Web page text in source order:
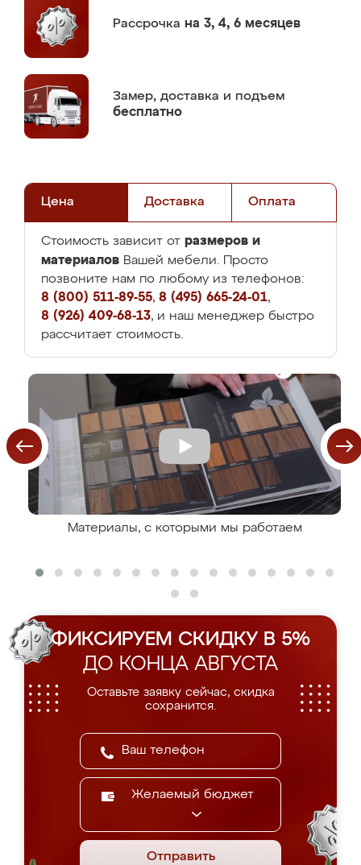
Рассрочка на 3, 4, 6 месяцев
Замер, доставка и подъем
бесплатно
Цена Доставка Оплата
Стоимость зависит от размеров и
материалов Вашей мебели. Просто
позвоните нам по любому из телефонов:
8 (800) 511-89-55, 8 (495) 665-24-01,
8 (926) 409-68-13, и наш менеджер быстро
рассчитает стоимость.
Материалы, с которыми мы работаем
ФИКСИРУЕМ СКИДКУ В 5%
ДО КОНЦА АВГУСТА
Оставьте заявку сейчас, скидка
сохранится.
Желаемый бюджет
Отправить